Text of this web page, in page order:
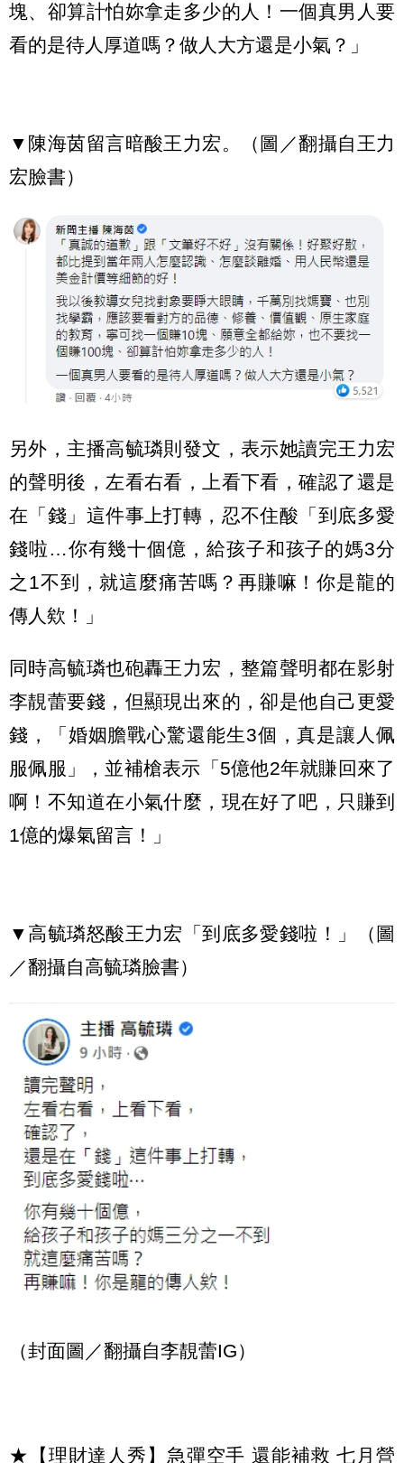
塊、卻算計怕妳拿走多少的人！一個真男人要
看的是待人厚道嗎？做人大方還是小氣？」
▼陳海茵留言暗酸王力宏。（圖／翻攝自王力
宏臉書）
另外，主播高毓璘則發文，表示她讀完王力宏
的聲明後，左看右看，上看下看，確認了還是
在「錢」這件事上打轉，忍不住酸「到底多愛
錢啦…你有幾十個億，給孩子和孩子的媽3分
之1不到，就這麼痛苦嗎？再賺嘛！你是龍的
傳人欸！」
同時高毓璘也砲轟王力宏，整篇聲明都在影射
李靚蕾要錢，但顯現出來的，卻是他自己更愛
錢，「婚姻膽戰心驚還能生3個，真是讓人佩
服佩服」，並補槍表示「5億他2年就賺回來了
啊！不知道在小氣什麼，現在好了吧，只賺到
1億的爆氣留言！」
▼高毓璘怒酸王力宏「到底多愛錢啦！」（圖
／翻攝自高毓璘臉書）
（封面圖／翻攝自李靚蕾IG）
★【理財達人秀】急彈空手 還能補救 七月營